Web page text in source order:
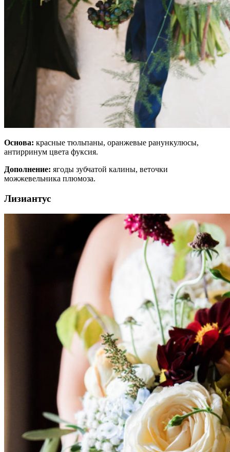
Основа: красные тюльпаны, оранжевые ранункулюсы,
антирринум цвета фуксия.
Дополнение: ягоды зубчатой калины, веточки
можжевельника плюмоза.
Лизиантус